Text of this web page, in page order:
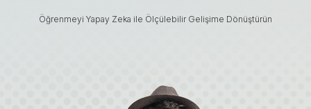
Öğrenmeyi Yapay Zeka ile Ölçülebilir Gelişime Dönüştürün